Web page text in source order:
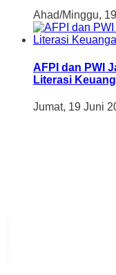
Ahad/Minggu,
AFPI dan PWI
Literasi
Jumat, 19 Juni